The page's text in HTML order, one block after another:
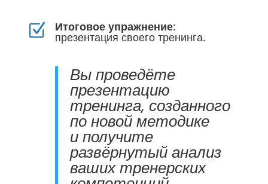
Z Итоговое упражнение:
презентация своего тренинга.
Вы проведёте
презентацию
тренинга, созданного
по новой методике
и получите
развёрнутый анализ
ваших тренерских